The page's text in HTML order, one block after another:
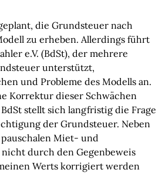
die Grundsteuer nach
zu erheben. Allerdings führt
e.V. (BdSt), der mehrere
unterstützt,
und Probleme des Modells an.
Korrektur dieser Schwächen
stellt sich langfristig die Frage
der Grundsteuer. Neben
Miet- und
durch den Gegenbeweis
Werts korrigiert werden